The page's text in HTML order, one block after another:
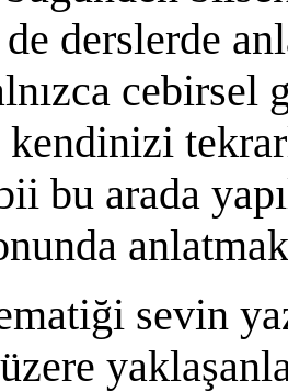
derslerde
bu arada
sevin